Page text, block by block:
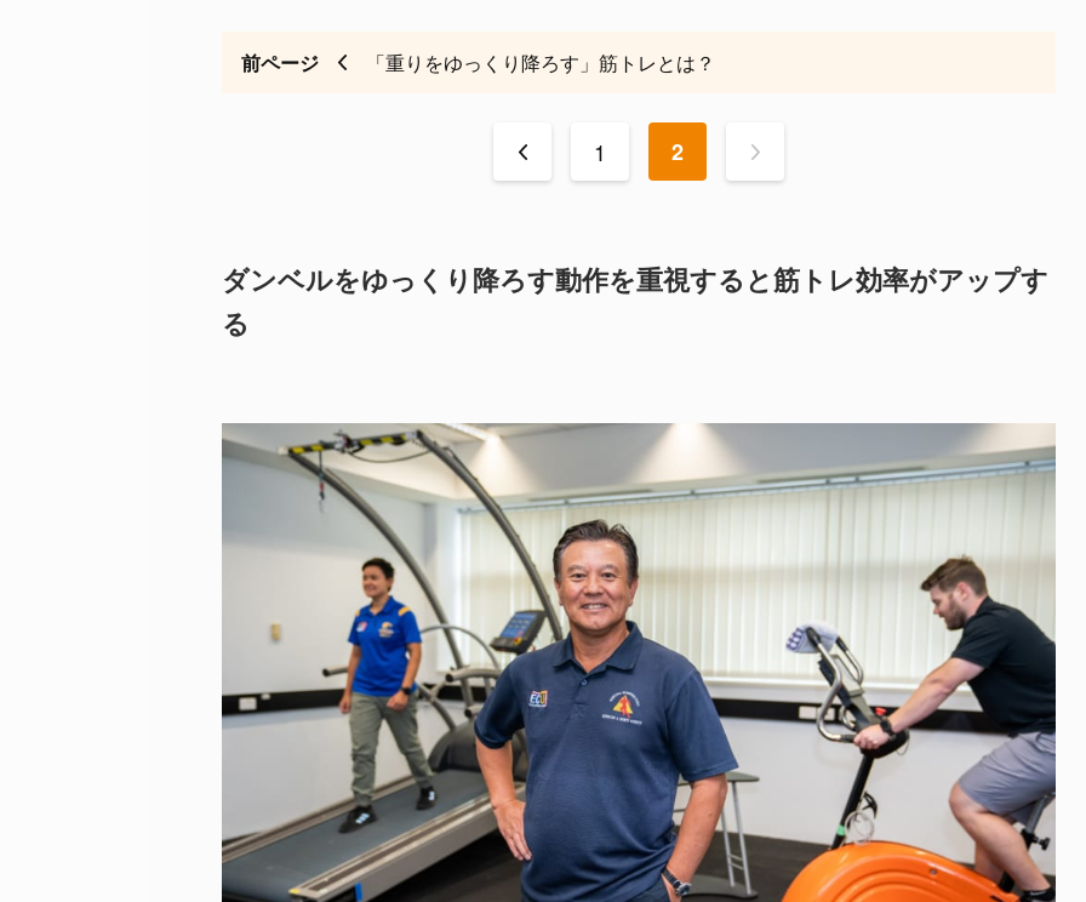
前ページ 「重りをゆっくり降ろす」筋トレとは？
< 1 2 >
ダンベルをゆっくり降ろす動作を重視すると筋トレ効率がアップす
る